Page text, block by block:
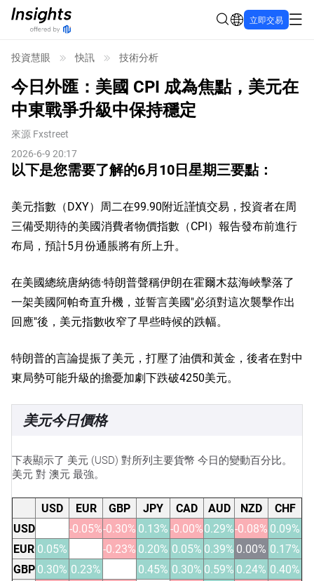
立即交易
投資慧眼 快訊 技術分析
今日外匯：美國 CPI 成為焦點，美元在
中東戰爭升級中保持穩定
來源 Fxstreet
2026-6-9 20:17
以下是您需要了解的6月10日星期三要點：
美元指數（DXY）周二在99.90附近謹慎交易，投資者在周
三備受期待的美國消費者物價指數（CPI）報告發布前進行
布局，預計5月份通脹將有所上升。
在美國總統唐納德·特朗普聲稱伊朗在霍爾木茲海峽擊落了
一架美國阿帕奇直升機，並誓言美國"必須對這次襲擊作出
回應"後，美元指數收窄了早些時候的跌幅。
特朗普的言論提振了美元，打壓了油價和黃金，後者在對中
東局勢可能升級的擔憂加劇下跌破4250美元。
美元今日價格
下表顯示了 美元 (USD) 對所列主要貨幣 今日的變動百分比。
美元 對 澳元 最強。
USD EUR GBP JPY CAD AUD NZD
CHF
USD
-0.05%-0.30% 0.13%-0.00%0.29%-0.08% 0.09%
EUR 0.05% -0.23% 0.20% 0.05% 0.39% 0.00% 0.17%
GBP 0.30% 0.23% 0.45% 0.30% 0.59% 0.24% 0.40%